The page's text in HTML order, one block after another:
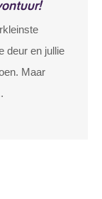
deur en jullie
Maar